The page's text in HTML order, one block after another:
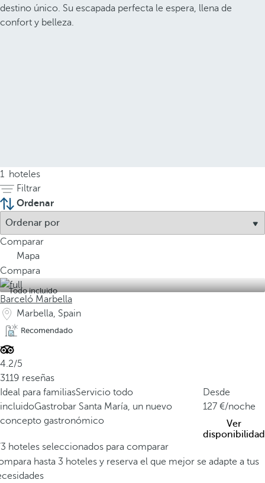
destino único. Su escapada perfecta le espera, llena de
confort y belleza.
1 hoteles
Filtrar
Ordenar
Comparar
Mapa
Compara
Todo incluido
Barceló Marbella
Marbella, Spain
Recomendado
4.2/5
3119 reseñas
Ideal para familiasServicio todo
incluidoGastrobar Santa María, un nuevo
concepto gastronómico
Desde
127
/noche
Ver
disponibilidad
hoteles seleccionados para comparar
hasta 3 hoteles y reserva el que mejor se adapte a tus